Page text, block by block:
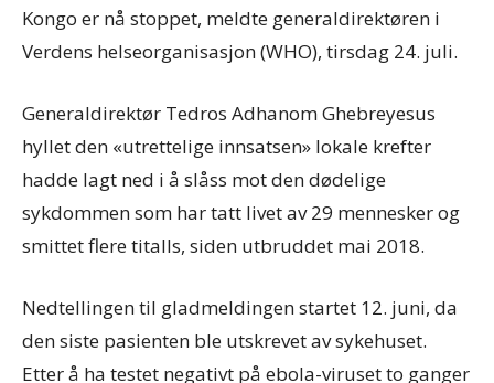
Kongo er nå stoppet, meldte generaldirektøren i
Verdens helseorganisasjon (WHO), tirsdag 24. juli.
Generaldirektør Tedros Adhanom Ghebreyesus
hyllet den «utrettelige innsatsen» lokale krefter
hadde lagt ned i å slåss mot den dødelige
sykdommen som har tatt livet av 29 mennesker og
smittet flere titalls, siden utbruddet mai 2018.
Nedtellingen til gladmeldingen startet 12. juni, da
den siste pasienten ble utskrevet av sykehuset.
Etter å ha testet negativt på ebola-viruset to ganger